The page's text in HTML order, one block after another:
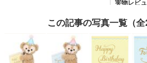
この記事の写真一覧（全